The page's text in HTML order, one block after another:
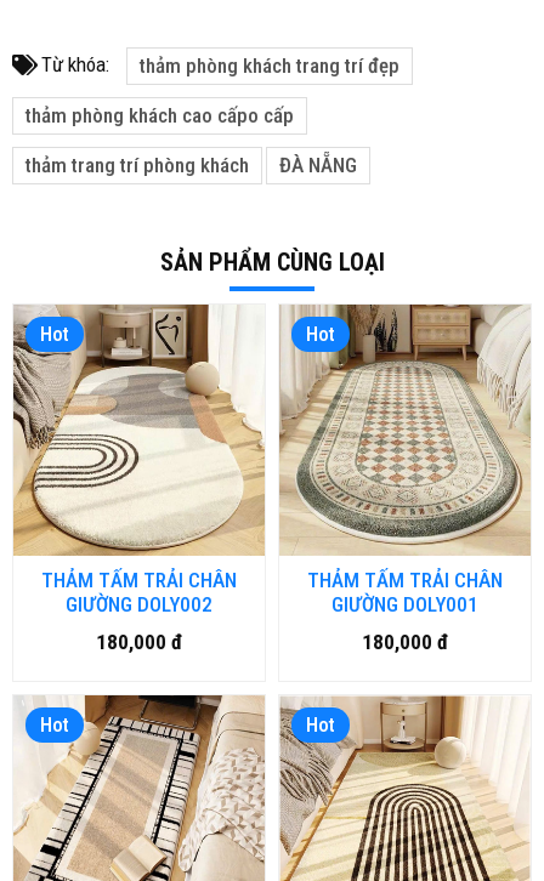
Từ khóa: thảm phòng khách trang trí đẹp
thảm phòng khách cao cấpo cấp
thảm trang trí phòng khách ĐÀ NẴNG
SẢN PHẨM CÙNG LOẠI
Hot
THẢM TẤM TRẢI CHÂN
GIƯỜNG DOLY002
180,000 đ
Hot
THẢM TẤM TRẢI CHÂN
GIƯỜNG DOLY001
180,000 đ
Hot Hot